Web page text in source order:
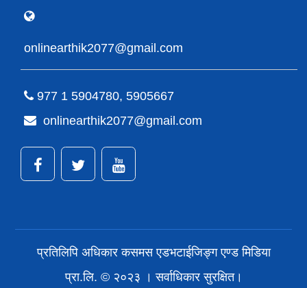
onlinearthik2077@gmail.com
977 1 5904780, 5905667
onlinearthik2077@gmail.com
प्रतिलिपि अधिकार कसमस एडभटाईजिङ्ग एण्ड मिडिया
प्रा.लि. © २०२३ । सर्वाधिकार सुरक्षित।